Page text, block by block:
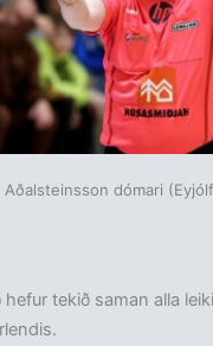
Aðalsteinsson dómari
hefur tekið saman alla